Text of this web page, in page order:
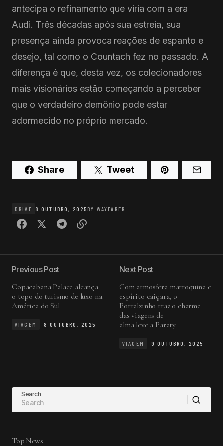
antecipa o refinamento que viria com a era
Audi. Três décadas após sua estreia, sua
presença ainda provoca reações de espanto e
desejo, tal como o Countach fez no passado. A
diferença é que, desta vez, os colecionadores
mais visionários estão começando a perceber
que o verdadeiro demônio pode estar
adormecido no próprio mercado.
Share Tweet
DRIVE 8 OUTUBRO, 2025BY WAYFARER
Previous Post
Copacabana Palace alcança
o topo do turismo de luxo na
América do Sul
VIAGEM 8 OUTUBRO, 2025
Next Post
Com atmosfera marroquina e
espírito caiçara, o
Portalzinho traz o charme
das viagens de
alma leve a Paraty
VIAGEM 9 OUTUBRO, 2025
Search
Top News